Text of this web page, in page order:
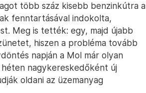
több száz kisebb benzinkútra a
fenntartásával indokolta,
Meg is tették: egy, majd újabb
hiszen a probléma tovább
napján a Mol már olyan
nagykereskedőként új
oldani az üzemanyag